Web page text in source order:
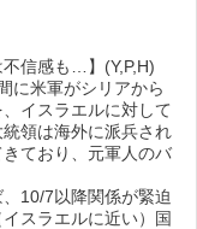
不信感も…】(Y,P,H)
に米軍がシリアから
イスラエルに対して
領は海外に派兵され
ており、元軍人のバ
10/7以降関係が緊迫
スラエルに近い）国